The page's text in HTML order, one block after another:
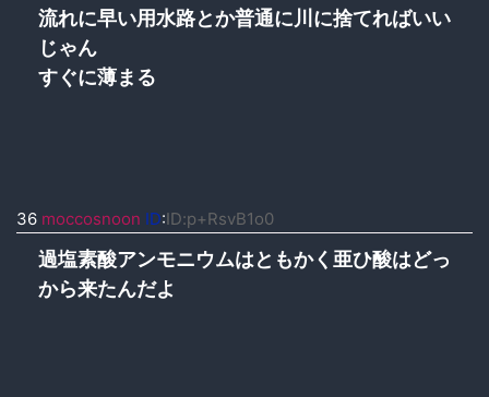
流れに早い用水路とか普通に川に捨てればいい
じゃん
すぐに薄まる
36 moccosnoon ID:ID:p+RsvB1o0
過塩素酸アンモニウムはともかく亜ひ酸はどっ
から来たんだよ